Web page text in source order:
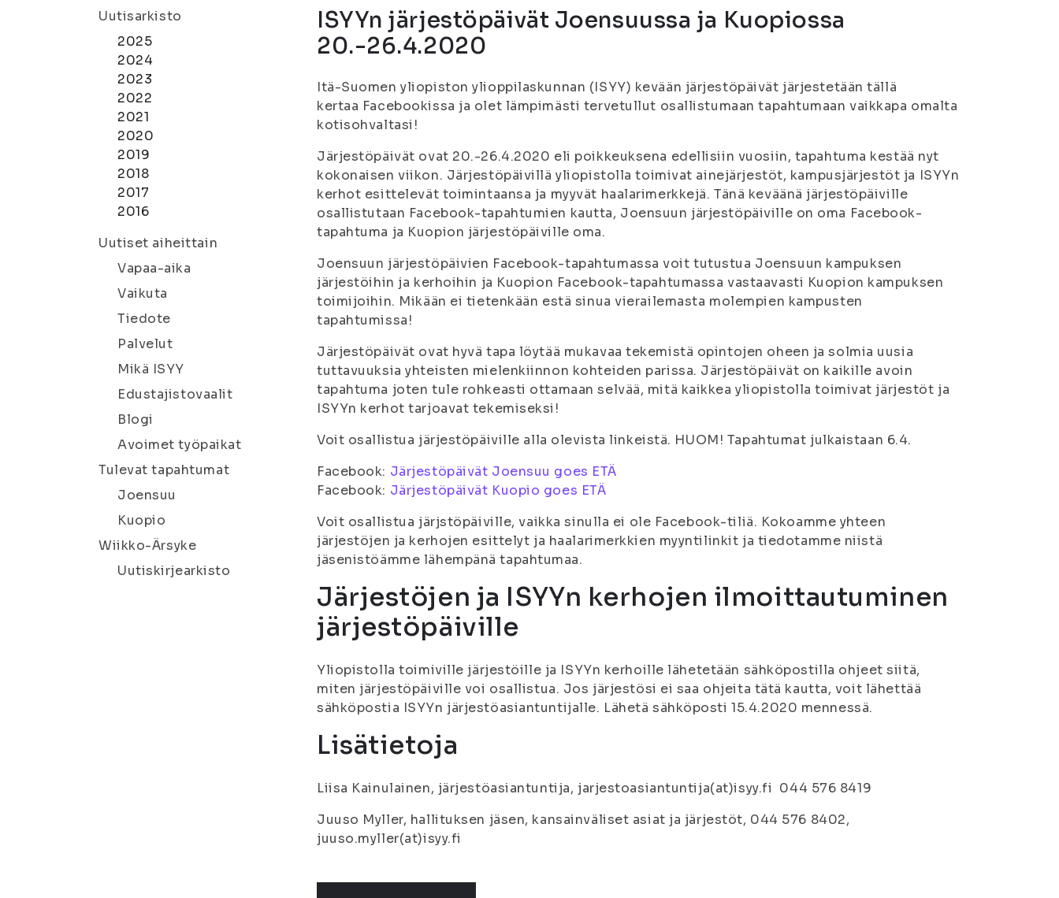
Uutisarkisto
2025
2024
2023
2022
2021
2020
2019
2018
2017
2016
Uutiset aiheittain
Vapaa-aika
Vaikuta
Tiedote
Palvelut
Mikä ISYY
Edustajistovaalit
Blogi
Avoimet työpaikat
Tulevat tapahtumat
Joensuu
Kuopio
Wiikko-Ärsyke
Uutiskirjearkisto
ISYYn järjestöpäivät Joensuussa ja Kuopiossa
20.-26.4.2020
Itä-Suomen yliopiston ylioppilaskunnan (ISYY) kevään järjestöpäivät järjestetään tällä
kertaa Facebookissa ja olet lämpimästi tervetullut osallistumaan tapahtumaan vaikkapa omalta
kotisohvaltasi!
Järjestöpäivät ovat 20.-26.4.2020 eli poikkeuksena edellisiin vuosiin, tapahtuma kestää nyt
kokonaisen viikon. Järjestöpäivillä yliopistolla toimivat ainejärjestöt, kampusjärjestöt ja ISYYn
kerhot esittelevät toimintaansa ja myyvät haalarimerkkejä. Tänä keväänä järjestöpäiville
osallistutaan Facebook-tapahtumien kautta, Joensuun järjestöpäiville on oma Facebook-
tapahtuma ja Kuopion järjestöpäiville oma.
Joensuun järjestöpäivien Facebook-tapahtumassa voit tutustua Joensuun kampuksen
järjestöihin ja kerhoihin ja Kuopion Facebook-tapahtumassa vastaavasti Kuopion kampuksen
toimijoihin. Mikään ei tietenkään estä sinua vierailemasta molempien kampusten
tapahtumissa!
Järjestöpäivät ovat hyvä tapa löytää mukavaa tekemistä opintojen oheen ja solmia uusia
tuttavuuksia yhteisten mielenkiinnon kohteiden parissa. Järjestöpäivät on kaikille avoin
tapahtuma joten tule rohkeasti ottamaan selvää, mitä kaikkea yliopistolla toimivat järjestöt ja
ISYYn kerhot tarjoavat tekemiseksi!
Voit osallistua järjestöpäiville alla olevista linkeistä. HUOM! Tapahtumat julkaistaan 6.4.
Facebook: Järjestöpäivät Joensuu goes ETÄ
Facebook: Järjestöpäivät Kuopio goes ETÄ
Voit osallistua järjstöpäiville, vaikka sinulla ei ole Facebook-tiliä. Kokoamme yhteen
järjestöjen ja kerhojen esittelyt ja haalarimerkkien myyntilinkit ja tiedotamme niistä
jäsenistöämme lähempänä tapahtumaa.
Järjestöjen ja ISYYn kerhojen ilmoittautuminen
järjestöpäiville
Yliopistolla toimiville järjestöille ja ISYYn kerhoille lähetetään sähköpostilla ohjeet siitä,
miten järjestöpäiville voi osallistua. Jos järjestösi ei saa ohjeita tätä kautta, voit lähettää
sähköpostia ISYYn järjestöasiantuntijalle. Lähetä sähköposti 15.4.2020 mennessä.
Lisätietoja
Liisa Kainulainen, järjestöasiantuntija, jarjestoasiantuntija(at)isyy.fi 044 576 8419
Juuso Myller, hallituksen jäsen, kansainväliset asiat ja järjestöt, 044 576 8402,
juuso.myller(at)isyy.fi